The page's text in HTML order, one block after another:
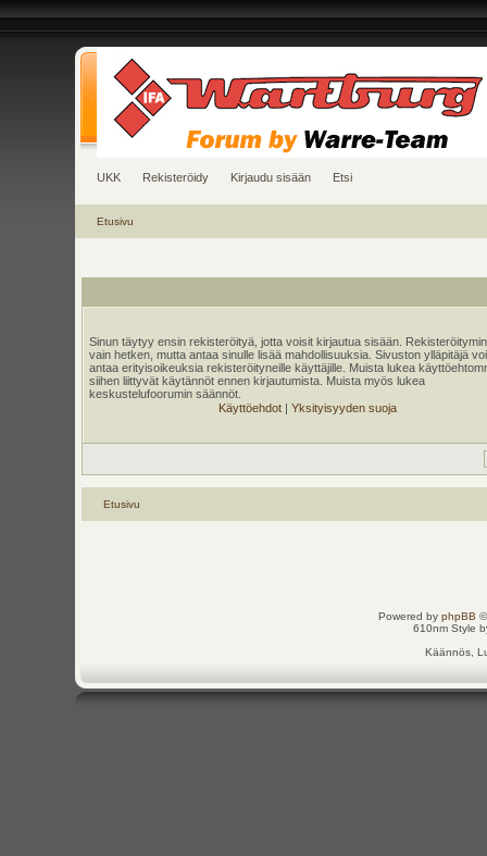
UKK Rekisteröidy Kirjaudu sisään Etsi
Etusivu
Sinun täytyy ensin rekisteröityä, jotta voisit kirjautua sisään.
vain hetken, mutta antaa sinulle lisää mahdollisuuksia. Sivuston ylläpitäjä
antaa erityisoikeuksia rekisteröityneille käyttäjille. Muista lukea
siihen liittyvät käytännöt ennen kirjautumista. Muista myös lukea
keskustelufoorumin säännöt.
Käyttöehdot| Yksityisyyden suoja
Etusivu
Powered by phpBB
610nm Style
Käännös,